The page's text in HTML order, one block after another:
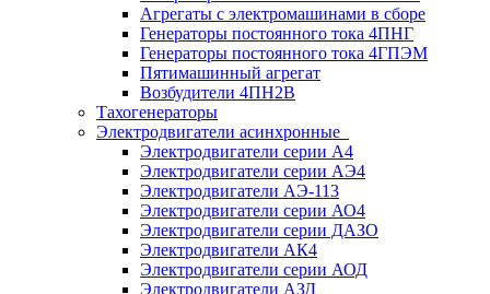
Агрегаты с электромашинами в сборе
Генераторы постоянного тока 4ПНГ
Генераторы постоянного тока 4ГПЭМ
Пятимашинный агрегат
Возбудители 4ПН2В
Тахогенераторы
Электродвигатели асинхронные
Электродвигатели серии А4
Электродвигатели серии АЭ4
Электродвигатели АЭ-113
Электродвигатели серии АО4
Электродвигатели серии ДАЗО
Электродвигатели АК4
Электродвигатели серии АОД
Электродвигатели АЗД